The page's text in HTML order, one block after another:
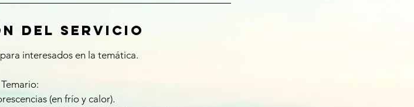
del servicio
interesados en la temática.
Temario:
(en frío y calor).